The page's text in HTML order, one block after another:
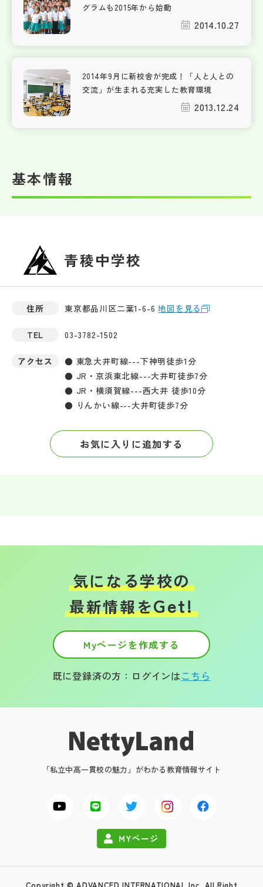
グラムも2015年から始動
2014.10.27
2014年9月に新校舎が完成！「人と人との
交流」が生まれる充実した教育環境
2013.12.24
基本情報
青稜中学校
住所 東京都品川区二葉1-6-6地図を見る
TEL 03-3782-1502
アクセス
● 東急大井町線---下神明徒歩1分
● JR・京浜東北線---大井町徒歩7分
● JR・横須賀線---西大井 徒歩10分
● りんかい線---大井町徒歩7分
お気に入りに追加する
気になる学校の
最新情報をGet!
Myページを作成する
既に登録済の方：ログインはこちら
「私立中高一貫校の魅力」がわかる教育情報サイト
MYページ